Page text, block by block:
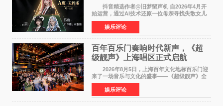
抖音精选作者@旧梦留声机 自2026年4月开
始运营，通过AI技术还原一位母亲寻找失散女儿
的故事，凭借强情感表达获得大量用户关注，发
布仅21小时便获得超1亿曝光、超1000万互动。
此后，账号持续沿
娱乐评论
百年百乐门奏响时代新声，《超
级靓声》上海唱区正式启航
2026年8月5日，上海百年文化地标百乐门迎
来了一场音乐与文化的盛事——《超级靓声》全
国励志音乐公益节目上海唱区新闻发布会暨启动
仪式在此隆重举行。各界领导、嘉宾与媒体朋友
齐聚一堂，共同
娱乐评论